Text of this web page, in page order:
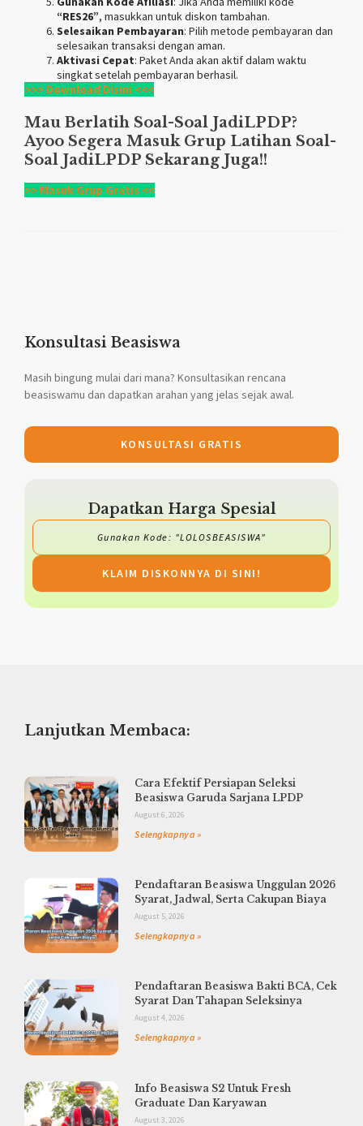
Konsultasi Beasiswa
Masih bingung mulai dari mana? Konsultasikan rencana
beasiswamu dan dapatkan arahan yang jelas sejak awal.
KONSULTASI GRATIS
Dapatkan Harga Spesial
Gunakan Kode: "LOLOSBEASISWA"
KLAIM DISKONNYA DI SINI!
“RES26”, masukkan untuk diskon tambahan.
Selesaikan Pembayaran: Pilih metode pembayaran dan
selesaikan transaksi dengan aman.
Aktivasi Cepat: Paket Anda akan aktif dalam waktu
singkat setelah pembayaran berhasil.
>>> Download Disini <<<
Mau Berlatih Soal-Soal JadiLPDP?
Ayoo Segera Masuk Grup Latihan Soal-
Soal JadiLPDP Sekarang Juga!!
>> Masuk Grup Gratis <<
Lanjutkan Membaca:
Cara Efektif Persiapan Seleksi
Beasiswa Garuda Sarjana LPDP
August 6, 2026
Selengkapnya »
Pendaftaran Beasiswa Unggulan 2026
Syarat, Jadwal, Serta Cakupan Biaya
August 5, 2026
Selengkapnya »
Pendaftaran Beasiswa Bakti BCA, Cek
Syarat Dan Tahapan Seleksinya
August 4, 2026
Selengkapnya »
Info Beasiswa S2 Untuk Fresh
Graduate Dan Karyawan
August 3, 2026